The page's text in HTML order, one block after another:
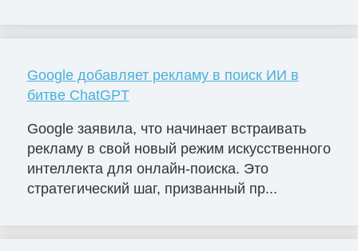
Google добавляет рекламу в поиск ИИ в
битве ChatGPT
Google заявила, что начинает встраивать
рекламу в свой новый режим искусственного
интеллекта для онлайн-поиска. Это
стратегический шаг, призванный пр...